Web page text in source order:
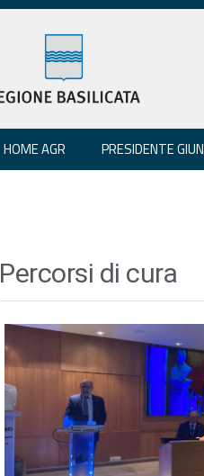
HOME AGR PRESIDENTE
Percorsi di cura